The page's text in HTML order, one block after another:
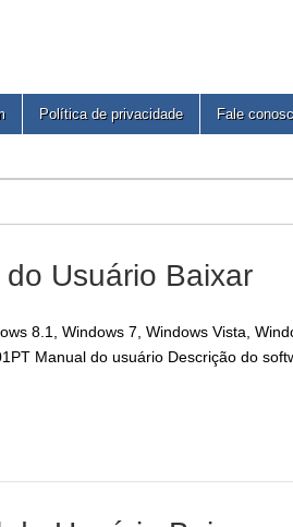
Política de privacidade Fale
Usuário Baixar
8.1, Windows 7, Windows Vista,
Manual do usuário Descrição do